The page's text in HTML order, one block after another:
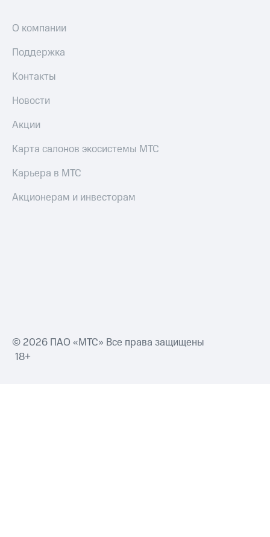
О компании
Поддержка
Контакты
Новости
Акции
Карта салонов экосистемы МТС
Карьера в МТС
Акционерам и инвесторам
© 2026 ПАО «МТС» Все права защищены
18+